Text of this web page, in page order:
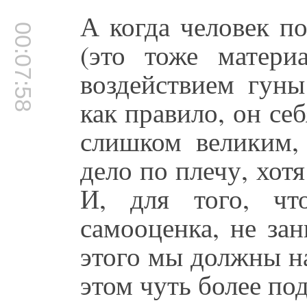
00:07:58 А когда человек
(это тоже
воздействием
как правило, он
слишком
дело по плечу,
И, для того,
самооценка, не
этого мы должны
этом чуть более